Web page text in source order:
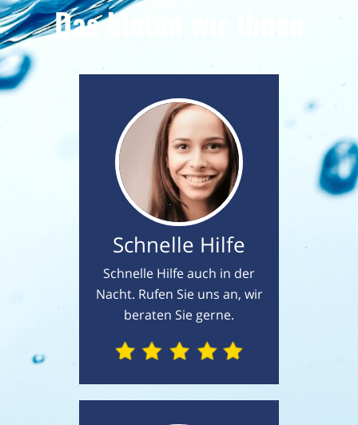
Das bieten wir Ihnen
Schnelle Hilfe
Schnelle Hilfe auch in der
Nacht. Rufen Sie uns an, wir
beraten Sie gerne.